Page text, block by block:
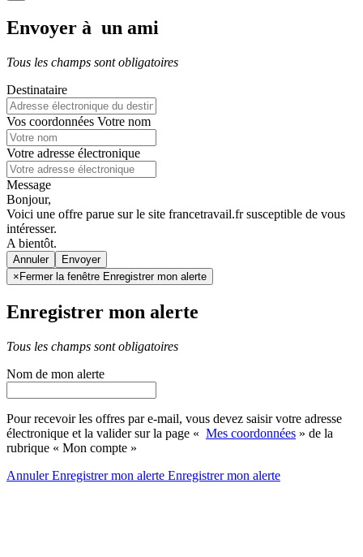
Envoyer à un ami
Tous les champs sont obligatoires
Destinataire
Vos coordonnées Votre nom
Votre adresse électronique
Message
Bonjour,
Voici une offre parue sur le site francetravail.fr susceptible de vous
intéresser.
A bientôt.
Annuler
× Fermer la fenêtre Enregistrer mon alerte
Enregistrer mon alerte
Tous les champs sont obligatoires
Nom de mon alerte
Pour recevoir les offres par e-mail, vous devez saisir votre adresse
électronique et la valider sur la page « Mes coordonnées » de la
rubrique « Mon compte »
AnnulerEnregistrer mon alerte Enregistrermon alerte